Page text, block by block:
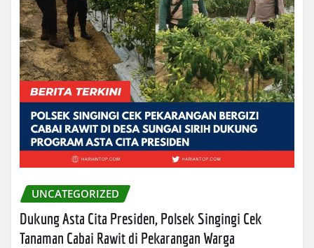
UNCATEGORIZED
Dukung Asta Cita Presiden, Polsek Singingi Cek
Tanaman Cabai Rawit di Pekarangan Warga